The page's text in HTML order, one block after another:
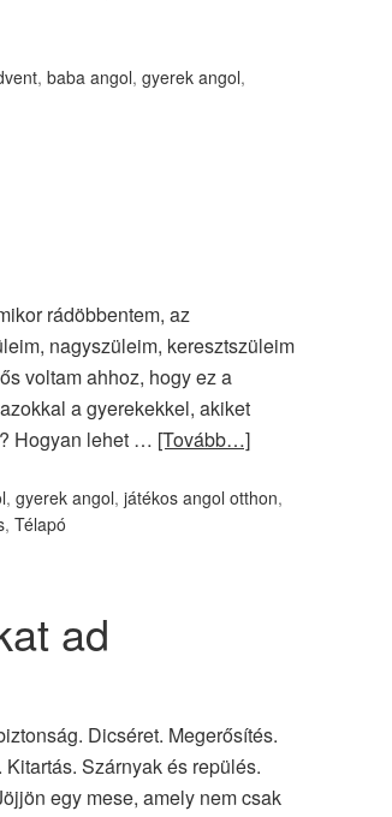
, baba angol, gyerek angol,
rádöbbentem, az
nagyszüleim, keresztszüleim
voltam ahhoz, hogy ez a
a gyerekekkel, akiket
Hogyan lehet … [Tovább…]
, gyerek angol, játékos angol otthon,
, Télapó
ad
Dicséret. Megerősítés.
Szárnyak és repülés.
egy mese, amely nem csak